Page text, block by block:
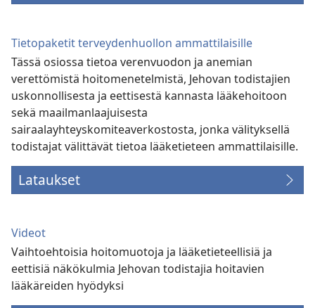
Tietopaketit terveydenhuollon ammattilaisille
Tässä osiossa tietoa verenvuodon ja anemian
verettömistä hoitomenetelmistä, Jehovan todistajien
uskonnollisesta ja eettisestä kannasta lääkehoitoon
sekä maailmanlaajuisesta
sairaalayhteyskomiteaverkostosta, jonka välityksellä
todistajat välittävät tietoa lääketieteen ammattilaisille.
Lataukset
Videot
Vaihtoehtoisia hoitomuotoja ja lääketieteellisiä ja
eettisiä näkökulmia Jehovan todistajia hoitavien
lääkäreiden hyödyksi